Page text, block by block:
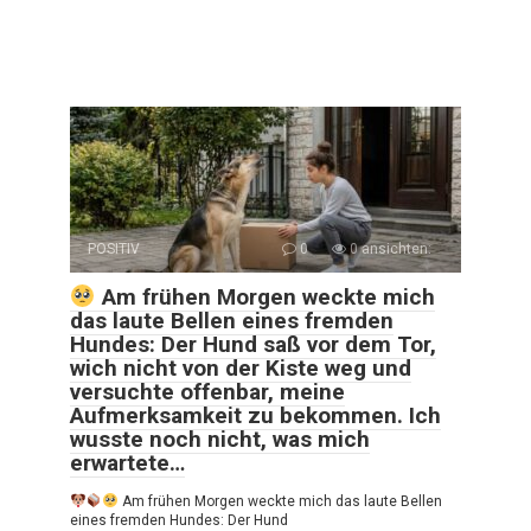
POSITIV 0 0 ansichten:
Am frühen Morgen weckte mich
das laute Bellen eines fremden
Hundes: Der Hund saß vor dem Tor,
wich nicht von der Kiste weg und
versuchte offenbar, meine
Aufmerksamkeit zu bekommen. Ich
wusste noch nicht, was mich
erwartete…
Am frühen Morgen weckte mich das laute Bellen
eines fremden Hundes: Der Hund